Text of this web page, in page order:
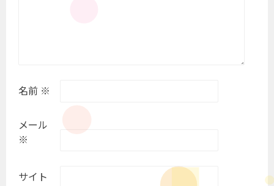
名前 ※
メール
※
サイト